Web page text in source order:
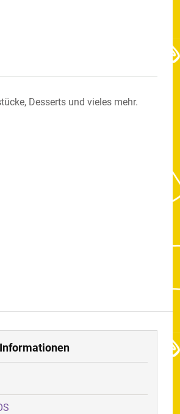
Desserts und vieles mehr.
Informationen